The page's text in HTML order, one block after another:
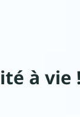
à vie !